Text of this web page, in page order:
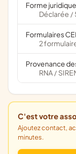
Forme
Déclarée /
Formulaires
2
Provenance
RNA /
C'est votre
Ajoutez contact, activités, photos et annonces. Gratuit, en 5
minutes.